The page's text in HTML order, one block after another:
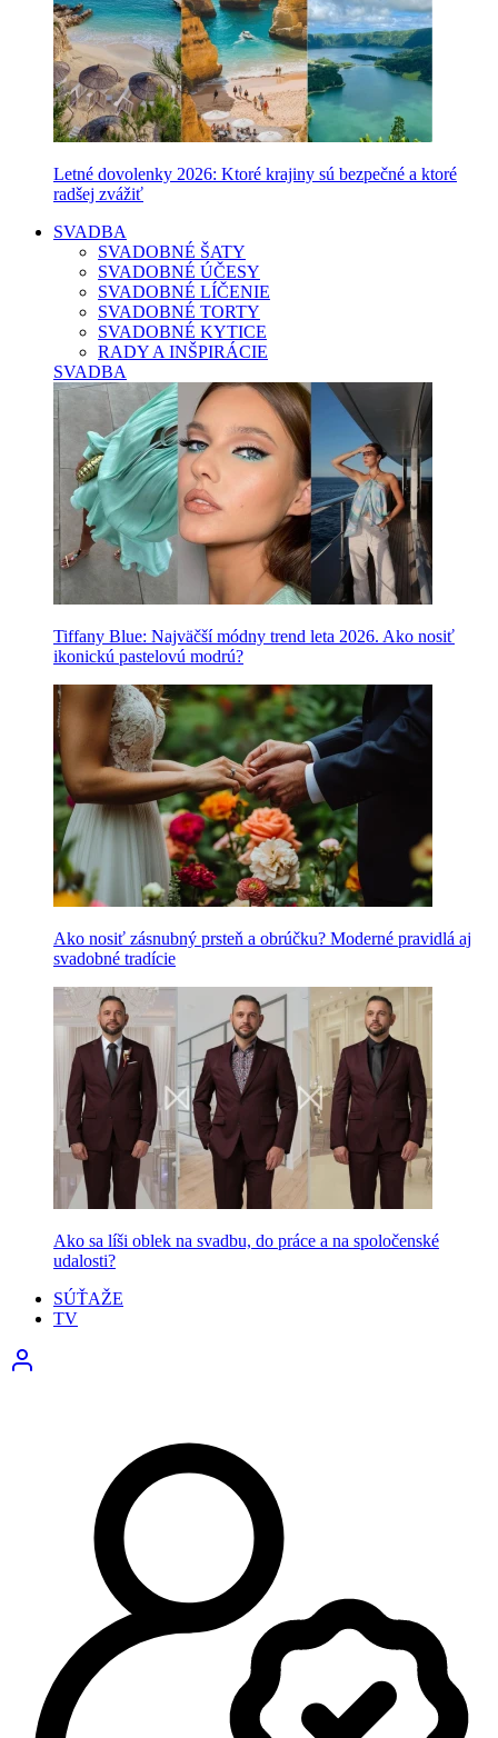
Letné dovolenky 2026: Ktoré krajiny sú bezpečné a ktoré
radšej zvážiť
SVADBA
SVADOBNÉ ŠATY
SVADOBNÉ ÚČESY
SVADOBNÉ LÍČENIE
SVADOBNÉ TORTY
SVADOBNÉ KYTICE
RADY A INŠPIRÁCIE
SVADBA
Tiffany Blue: Najväčší módny trend leta 2026. Ako nosiť
ikonickú pastelovú modrú?
Ako nosiť zásnubný prsteň a obrúčku? Moderné pravidlá aj
svadobné tradície
Ako sa líši oblek na svadbu, do práce a na spoločenské
udalosti?
SÚŤAŽE
TV